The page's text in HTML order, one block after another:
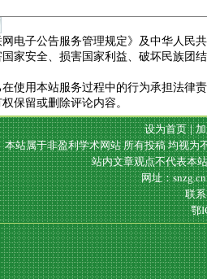
网电子公告服务管理规定》及中华人民
国家安全、损害国家利益、破坏民族团
在使用本站服务过程中的行为承担法律
保留或删除评论内容。
设为首页|
本站属于非盈利学术网站 所有投稿 均视为
站内文章观点不代表本
网址：
联
鄂